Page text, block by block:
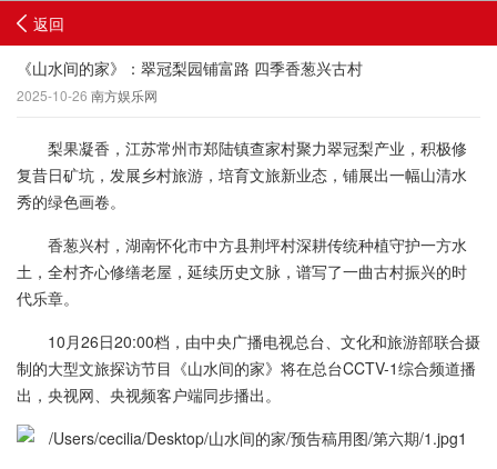
返回
《山水间的家》：翠冠梨园铺富路 四季香葱兴古村
2025-10-26 南方娱乐网
梨果凝香，江苏常州市郑陆镇查家村聚力翠冠梨产业，积极修
复昔日矿坑，发展乡村旅游，培育文旅新业态，铺展出一幅山清水
秀的绿色画卷。
香葱兴村，湖南怀化市中方县荆坪村深耕传统种植守护一方水
土，全村齐心修缮老屋，延续历史文脉，谱写了一曲古村振兴的时
代乐章。
10月26日20:00档，由中央广播电视总台、文化和旅游部联合摄
制的大型文旅探访节目《山水间的家》将在总台CCTV-1综合频道播
出，央视网、央视频客户端同步播出。